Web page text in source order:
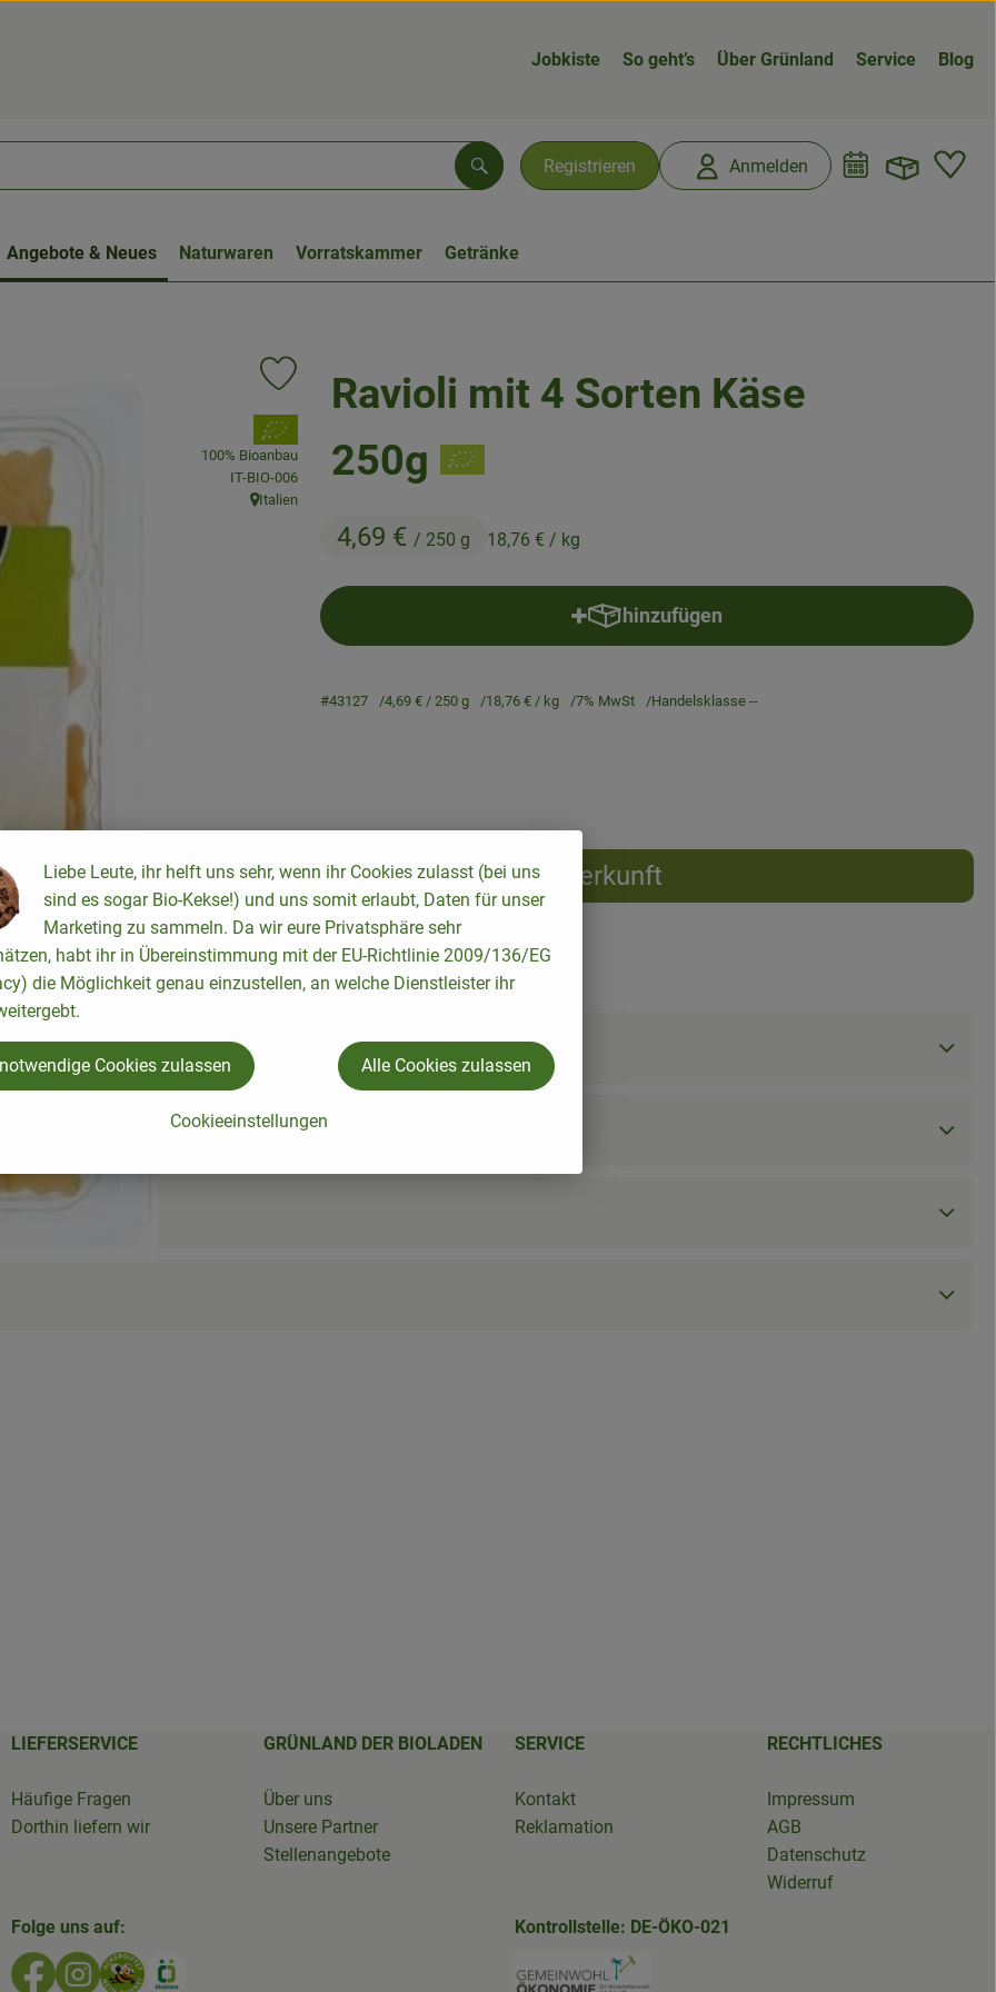
Jobkiste So geht’s Über Grünland Service Blog
Registrieren Anmelden
Suchen
Angebote & Neues Naturwaren Vorratskammer Getränke
Ravioli mit 4 Sorten Käse
250g
4,69 € / 250 g 18,76 € / kg
Produkt zu Favouriten hinzufügen
, Verband:
100% Bioanbau
, Kontrollstelle:
IT-BIO-006
, Herkunft:
Italien
hinzufügen
Produkt zum Warenkorb hinzufügen
#43127 4,69 € / 250 g 18,76 € / kg 7% MwSt Handelsklasse --
Rezepte
Herkunft
passenden Rezepte gefunden.
LIEFERSERVICE
Häufige Fragen
Dorthin liefern wir
GRÜNLAND DER BIOLADEN
Über uns
Unsere Partner
Stellenangebote
SERVICE
Kontakt
Reklamation
RECHTLICHES
Impressum
AGB
Datenschutz
Widerruf
Folge uns auf:
Externer Link zu https://www.facebook.com/GruenlandDerBioladen
Externer Link zu https://www.instagram.com/bioladen.salzwedel/
Externer Link zu https://www.bioladen-salzwedel.de/ueber-gruenland/nachhaltigkeit.html
Externer Link zu https://www.oekokiste.de/
Kontrollstelle: DE-ÖKO-021
Liebe Leute, ihr helft uns sehr, wenn ihr Cookies zulasst (bei uns
sind es sogar Bio-Kekse!) und uns somit erlaubt, Daten für unser
Marketing zu sammeln. Da wir eure Privatsphäre sehr
habt ihr in Übereinstimmung mit der EU-Richtlinie 2009/136/EG
die Möglichkeit genau einzustellen, an welche Dienstleister ihr
Cookieeinstellungen
Cookies zulassen Alle Cookies zulassen